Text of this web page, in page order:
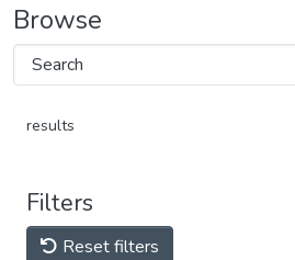
Browse
results
Filters
Reset filters